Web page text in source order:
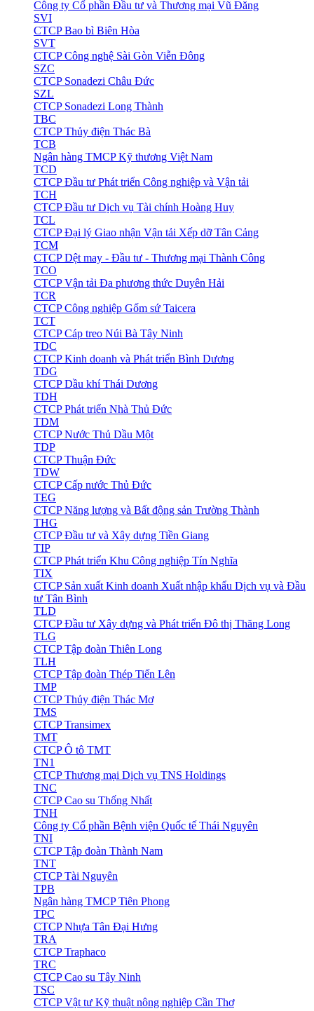
Công ty Cổ phần Đầu tư và Thương mại Vũ Đăng
SVI
CTCP Bao bì Biên Hòa
SVT
CTCP Công nghệ Sài Gòn Viễn Đông
SZC
CTCP Sonadezi Châu Đức
SZL
CTCP Sonadezi Long Thành
TBC
CTCP Thủy điện Thác Bà
TCB
Ngân hàng TMCP Kỹ thương Việt Nam
TCD
CTCP Đầu tư Phát triển Công nghiệp và Vận tải
TCH
CTCP Đầu tư Dịch vụ Tài chính Hoàng Huy
TCL
CTCP Đại lý Giao nhận Vận tải Xếp dỡ Tân Cảng
TCM
CTCP Dệt may - Đầu tư - Thương mại Thành Công
TCO
CTCP Vận tải Đa phương thức Duyên Hải
TCR
CTCP Công nghiệp Gốm sứ Taicera
TCT
CTCP Cáp treo Núi Bà Tây Ninh
TDC
CTCP Kinh doanh và Phát triển Bình Dương
TDG
CTCP Dầu khí Thái Dương
TDH
CTCP Phát triển Nhà Thủ Đức
TDM
CTCP Nước Thủ Dầu Một
TDP
CTCP Thuận Đức
TDW
CTCP Cấp nước Thủ Đức
TEG
CTCP Năng lượng và Bất động sản Trường Thành
THG
CTCP Đầu tư và Xây dựng Tiền Giang
TIP
CTCP Phát triển Khu Công nghiệp Tín Nghĩa
TIX
CTCP Sản xuất Kinh doanh Xuất nhập khẩu Dịch vụ và Đầu
tư Tân Bình
TLD
CTCP Đầu tư Xây dựng và Phát triển Đô thị Thăng Long
TLG
CTCP Tập đoàn Thiên Long
TLH
CTCP Tập đoàn Thép Tiến Lên
TMP
CTCP Thủy điện Thác Mơ
TMS
CTCP Transimex
TMT
CTCP Ô tô TMT
TN1
CTCP Thương mại Dịch vụ TNS Holdings
TNC
CTCP Cao su Thống Nhất
TNH
Công ty Cổ phần Bệnh viện Quốc tế Thái Nguyên
TNI
CTCP Tập đoàn Thành Nam
TNT
CTCP Tài Nguyên
TPB
Ngân hàng TMCP Tiên Phong
TPC
CTCP Nhựa Tân Đại Hưng
TRA
CTCP Traphaco
TRC
CTCP Cao su Tây Ninh
TSC
CTCP Vật tư Kỹ thuật nông nghiệp Cần Thơ